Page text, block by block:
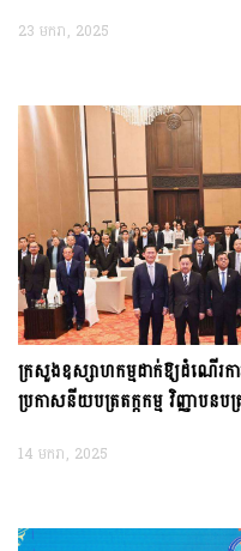
23 មករា, 2025
ក្រសួងឧស្សាហកម្មដាក់ឱ្យដំណើរក
ប្រកាសនីយបត្រតក្កកម្ម វិញ្ញាបនប
14 មករា, 2025